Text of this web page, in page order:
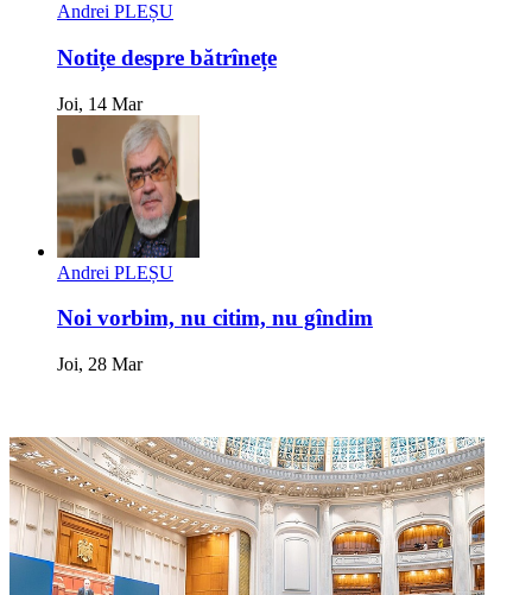
Andrei PLEȘU
Notițe despre bătrînețe
Joi, 14 Mar
Andrei PLEȘU
Noi vorbim, nu citim, nu gîndim
Joi, 28 Mar